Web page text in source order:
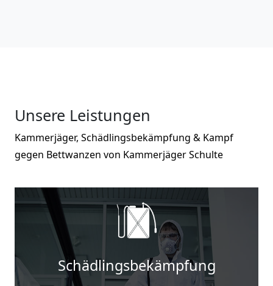
Unsere Leistungen
Kammerjäger, Schädlingsbekämpfung & Kampf
gegen Bettwanzen von Kammerjäger Schulte
Schädlingsbekämpfung